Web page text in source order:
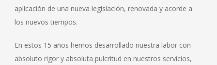
aplicación de una nueva legislación, renovada y acorde a
los nuevos tiempos.
En estos 15 años hemos desarrollado nuestra labor con
absoluto rigor y absoluta pulcritud en nuestros servicios,